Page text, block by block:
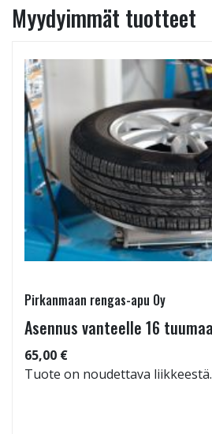
Myydyimmät tuotteet
Pirkanmaan rengas-apu Oy
Asennus vanteelle 16
65,00 €
Tuote on noudettava liikkeestä.